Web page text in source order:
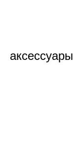
аксессуары